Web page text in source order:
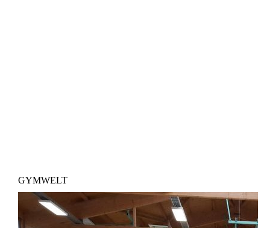
GYMWELT